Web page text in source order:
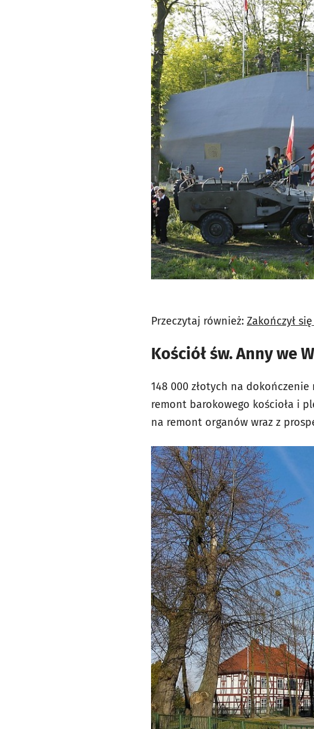
Przeczytaj również: Zakończył
Kościół św. Anny we
148 000 złotych na
remont barokowego kościoła i
na remont organów wraz z